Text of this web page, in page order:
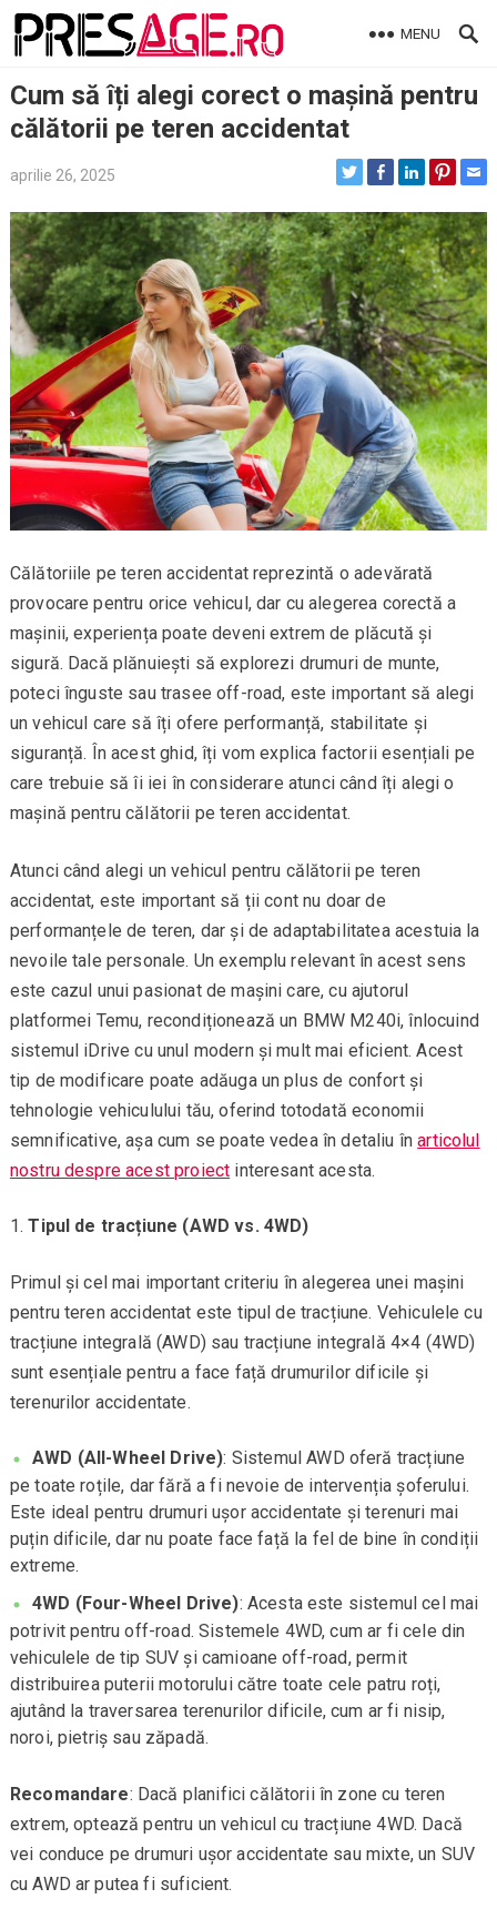
Skip
MENU
Cum să îți alegi corect o mașină pentru
călătorii pe teren accidentat
aprilie 26, 2025
Călătoriile pe teren accidentat reprezintă o adevărată
provocare pentru orice vehicul, dar cu alegerea corectă a
mașinii, experiența poate deveni extrem de plăcută și
sigură. Dacă plănuiești să explorezi drumuri de munte,
poteci înguste sau trasee off-road, este important să alegi
un vehicul care să îți ofere performanță, stabilitate și
siguranță. În acest ghid, îți vom explica factorii esențiali pe
care trebuie să îi iei în considerare atunci când îți alegi o
mașină pentru călătorii pe teren accidentat.
Atunci când alegi un vehicul pentru călătorii pe teren
accidentat, este important să ții cont nu doar de
performanțele de teren, dar și de adaptabilitatea acestuia la
nevoile tale personale. Un exemplu relevant în acest sens
este cazul unui pasionat de mașini care, cu ajutorul
platformei Temu, recondiționează un BMW M240i, înlocuind
sistemul iDrive cu unul modern și mult mai eficient. Acest
tip de modificare poate adăuga un plus de confort și
tehnologie vehiculului tău, oferind totodată economii
semnificative, așa cum se poate vedea în detaliu înarticolul
nostru despre acest proiect interesant acesta.
Tipul de tracțiune (AWD vs. 4WD)
Primul și cel mai important criteriu în alegerea unei mașini
pentru teren accidentat este tipul de tracțiune. Vehiculele cu
tracțiune integrală (AWD) sau tracțiune integrală 4×4 (4WD)
sunt esențiale pentru a face față drumurilor dificile și
terenurilor accidentate.
AWD (All-Wheel Drive): Sistemul AWD oferă tracțiune
pe toate roțile, dar fără a fi nevoie de intervenția șoferului.
Este ideal pentru drumuri ușor accidentate și terenuri mai
puțin dificile, dar nu poate face față la fel de bine în condiții
extreme.
4WD (Four-Wheel Drive): Acesta este sistemul cel mai
potrivit pentru off-road. Sistemele 4WD, cum ar fi cele din
vehiculele de tip SUV și camioane off-road, permit
distribuirea puterii motorului către toate cele patru roți,
ajutând la traversarea terenurilor dificile, cum ar fi nisip,
noroi, pietriș sau zăpadă.
Recomandare: Dacă planifici călătorii în zone cu teren
extrem, optează pentru un vehicul cu tracțiune 4WD. Dacă
vei conduce pe drumuri ușor accidentate sau mixte, un SUV
cu AWD ar putea fi suficient.